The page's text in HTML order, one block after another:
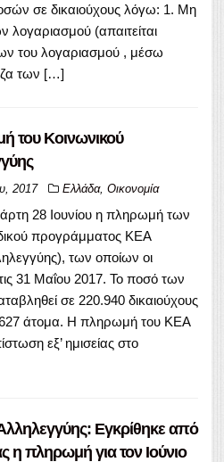
σε δικαιούχους λόγω: 1. Μη
λογαριασμού (απαιτείται
του λογαριασμού , μέσω
των […]
του Κοινωνικού
2017 Ελλάδα, Οικονομία
28 Ιουνίου η πληρωμή των
προγράμματος ΚΕΑ
των οποίων οι
31 Μαΐου 2017. Το ποσό των
σε 220.940 δικαιούχους
άτομα. Η πληρωμή του ΚΕΑ
εξ’ ημισείας στο
Εγκρίθηκε από
η πληρωμή για τον Ιούνιο